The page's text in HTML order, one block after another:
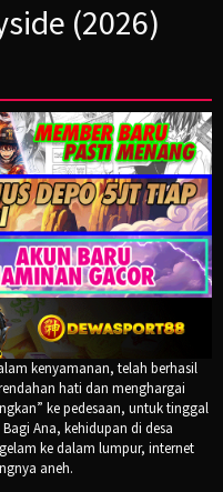
(2026)
kenyamanan, telah berhasil
hati dan menghargai
ke pedesaan, untuk tinggal
Ana, kehidupan di desa
ke dalam lumpur, internet
aneh.